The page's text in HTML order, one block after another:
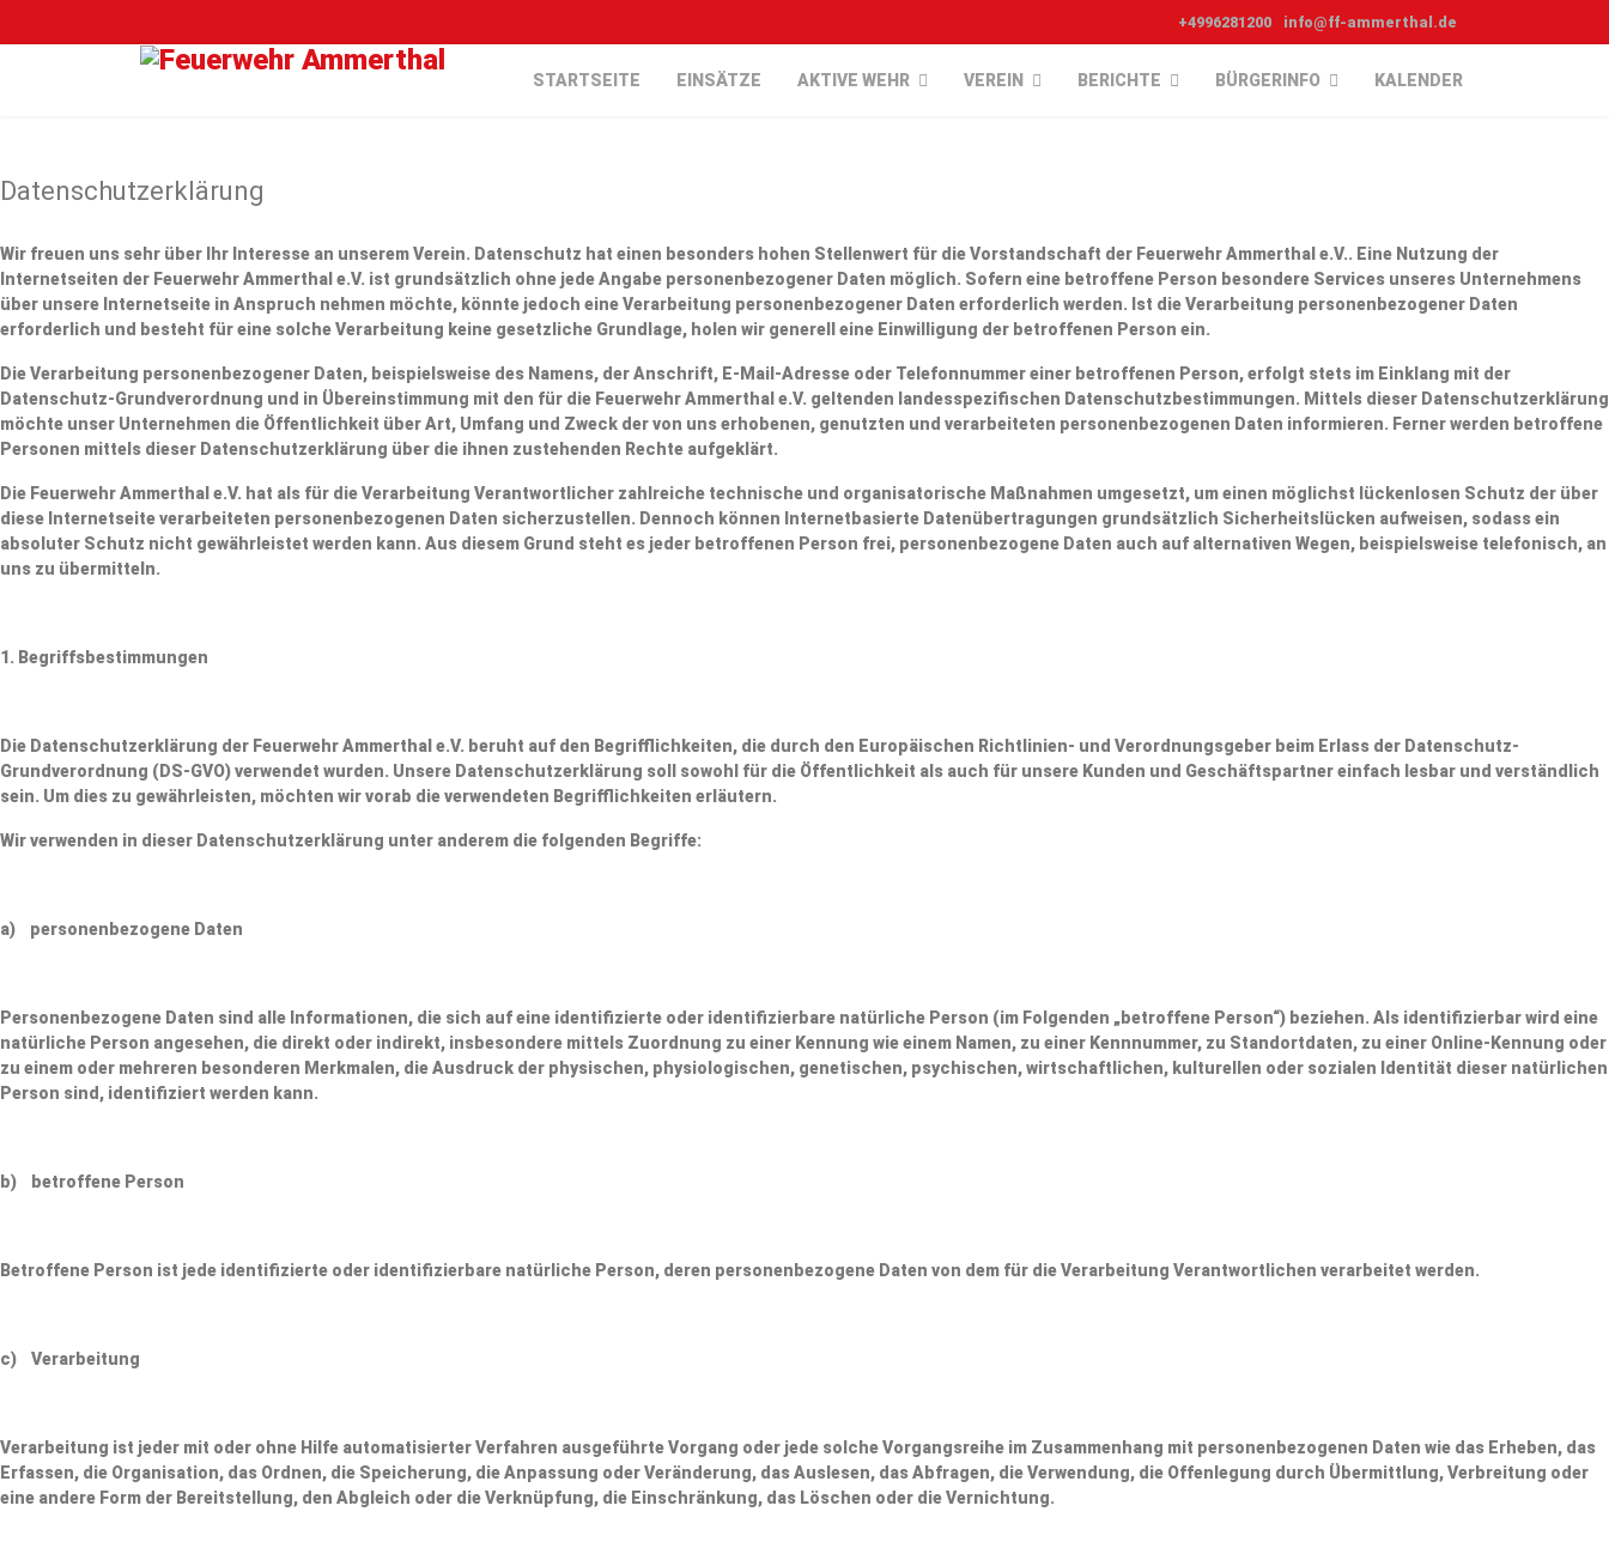
+4996281200 info@ff-ammerthal.de
STARTSEITE EINSÄTZE AKTIVE WEHR VEREIN BERICHTE BÜRGERINFO KALENDER
Datenschutzerklärung
Wir freuen uns sehr über Ihr Interesse an unserem Verein. Datenschutz hat einen besonders hohen Stellenwert für die Vorstandschaft der Feuerwehr Ammerthal e.V.. Eine Nutzung der
Internetseiten der Feuerwehr Ammerthal e.V. ist grundsätzlich ohne jede Angabe personenbezogener Daten möglich. Sofern eine betroffene Person besondere Services unseres Unternehmens
über unsere Internetseite in Anspruch nehmen möchte, könnte jedoch eine Verarbeitung personenbezogener Daten erforderlich werden. Ist die Verarbeitung personenbezogener Daten
erforderlich und besteht für eine solche Verarbeitung keine gesetzliche Grundlage, holen wir generell eine Einwilligung der betroffenen Person ein.
Die Verarbeitung personenbezogener Daten, beispielsweise des Namens, der Anschrift, E-Mail-Adresse oder Telefonnummer einer betroffenen Person, erfolgt stets im Einklang mit der
Datenschutz-Grundverordnung und in Übereinstimmung mit den für die Feuerwehr Ammerthal e.V. geltenden landesspezifischen Datenschutzbestimmungen. Mittels dieser Datenschutzerklärung
möchte unser Unternehmen die Öffentlichkeit über Art, Umfang und Zweck der von uns erhobenen, genutzten und verarbeiteten personenbezogenen Daten informieren. Ferner werden betroffene
Personen mittels dieser Datenschutzerklärung über die ihnen zustehenden Rechte aufgeklärt.
Die Feuerwehr Ammerthal e.V. hat als für die Verarbeitung Verantwortlicher zahlreiche technische und organisatorische Maßnahmen umgesetzt, um einen möglichst lückenlosen Schutz der über
diese Internetseite verarbeiteten personenbezogenen Daten sicherzustellen. Dennoch können Internetbasierte Datenübertragungen grundsätzlich Sicherheitslücken aufweisen, sodass ein
absoluter Schutz nicht gewährleistet werden kann. Aus diesem Grund steht es jeder betroffenen Person frei, personenbezogene Daten auch auf alternativen Wegen, beispielsweise telefonisch, an
uns zu übermitteln.
1. Begriffsbestimmungen
Die Datenschutzerklärung der Feuerwehr Ammerthal e.V. beruht auf den Begrifflichkeiten, die durch den Europäischen Richtlinien- und Verordnungsgeber beim Erlass der Datenschutz-
Grundverordnung (DS-GVO) verwendet wurden. Unsere Datenschutzerklärung soll sowohl für die Öffentlichkeit als auch für unsere Kunden und Geschäftspartner einfach lesbar und verständlich
sein. Um dies zu gewährleisten, möchten wir vorab die verwendeten Begrifflichkeiten erläutern.
Wir verwenden in dieser Datenschutzerklärung unter anderem die folgenden Begriffe:
a) personenbezogene Daten
Personenbezogene Daten sind alle Informationen, die sich auf eine identifizierte oder identifizierbare natürliche Person (im Folgenden „betroffene Person“) beziehen. Als identifizierbar wird eine
natürliche Person angesehen, die direkt oder indirekt, insbesondere mittels Zuordnung zu einer Kennung wie einem Namen, zu einer Kennnummer, zu Standortdaten, zu einer Online-Kennung oder
zu einem oder mehreren besonderen Merkmalen, die Ausdruck der physischen, physiologischen, genetischen, psychischen, wirtschaftlichen, kulturellen oder sozialen Identität dieser natürlichen
Person sind, identifiziert werden kann.
b) betroffene Person
Betroffene Person ist jede identifizierte oder identifizierbare natürliche Person, deren personenbezogene Daten von dem für die Verarbeitung Verantwortlichen verarbeitet werden.
c) Verarbeitung
Verarbeitung ist jeder mit oder ohne Hilfe automatisierter Verfahren ausgeführte Vorgang oder jede solche Vorgangsreihe im Zusammenhang mit personenbezogenen Daten wie das Erheben, das
Erfassen, die Organisation, das Ordnen, die Speicherung, die Anpassung oder Veränderung, das Auslesen, das Abfragen, die Verwendung, die Offenlegung durch Übermittlung, Verbreitung oder
eine andere Form der Bereitstellung, den Abgleich oder die Verknüpfung, die Einschränkung, das Löschen oder die Vernichtung.